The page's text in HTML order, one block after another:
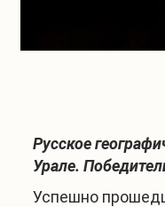
Русское
Урале.
Успешно